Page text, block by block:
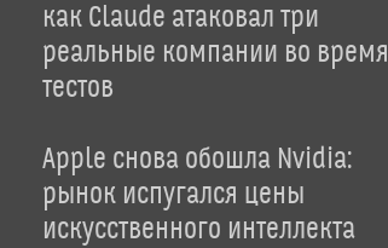
как Claude атаковал три
реальные компании во время
тестов
Apple снова обошла Nvidia:
рынок испугался цены
искусственного интеллекта